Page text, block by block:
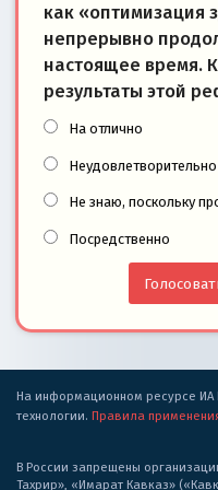
как «оптимизация
непрерывно
настоящее время.
результаты этой
На отлично
Неудовлетворительно
Не знаю, поскольку
Посредственно
На информационном ресурсе ИА
технологии. Правила
В России запрещены
Тахрир», «Имарат Кавказ»